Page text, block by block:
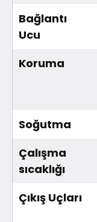
Bağlantı
Ucu
Koruma
Soğutma
Çalışma
sıcaklığı
Çıkış Uçları